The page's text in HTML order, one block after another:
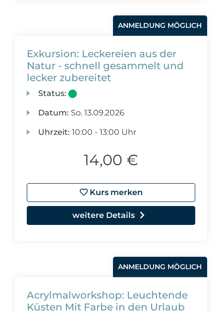
ANMELDUNG MÖGLICH
Exkursion: Leckereien aus der
Natur - schnell gesammelt und
lecker zubereitet
Status:
Datum: So. 13.09.2026
Uhrzeit: 10:00 - 13:00 Uhr
14,00 €
Kurs merken
weitere Details
ANMELDUNG MÖGLICH
Acrylmalworkshop: Leuchtende
Küsten Mit Farbe in den Urlaub